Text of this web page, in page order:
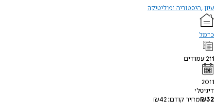
עיון היסטוריה ופוליטיקה
כרמל
211עמודים
2011
דיגיטלי
₪32 מחיר קודם: ₪42